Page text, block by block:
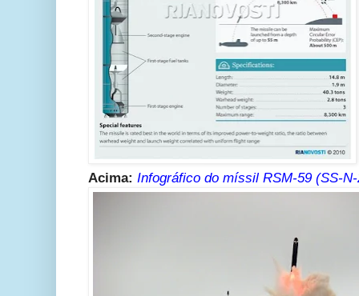
Acima: Infográfico do míssil RSM-59 (SS-